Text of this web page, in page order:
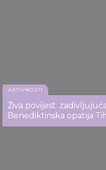
AKTIVNOSTI
Živa povijest:
Benediktinska opatija